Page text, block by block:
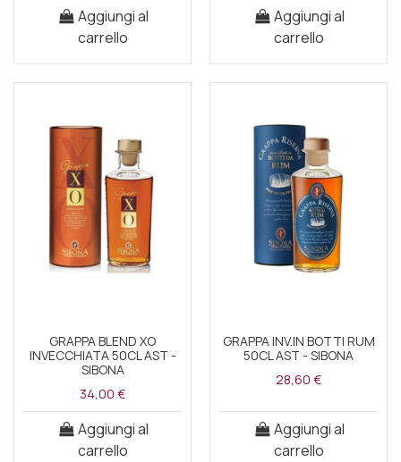
Aggiungi al
carrello
Aggiungi al
carrello
GRAPPA BLEND XO
INVECCHIATA 50CL AST -
SIBONA
34,00 €
Aggiungi al
carrello
GRAPPA INV.IN BOTTI RUM
50CL AST - SIBONA
28,60 €
Aggiungi al
carrello